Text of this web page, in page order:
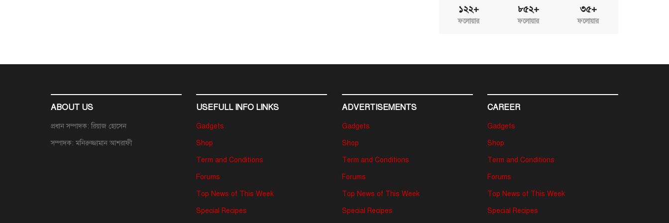
১২২+
ফলোয়ার
৮৫২+
ফলোয়ার
৩৫+
ফলোয়ার
ABOUT US
প্রধান সম্পাদক: রিয়াজ হোসেন
সম্পাদক: মনিরুজ্জামান আশরাফী
USEFULL INFO LINKS
Gadgets
Shop
Term and Conditions
Forums
Top News of This Week
Special Recipes
ADVERTISEMENTS
Gadgets
Shop
Term and Conditions
Forums
Top News of This Week
Special Recipes
CAREER
Gadgets
Shop
Term and Conditions
Forums
Top News of This Week
Special Recipes